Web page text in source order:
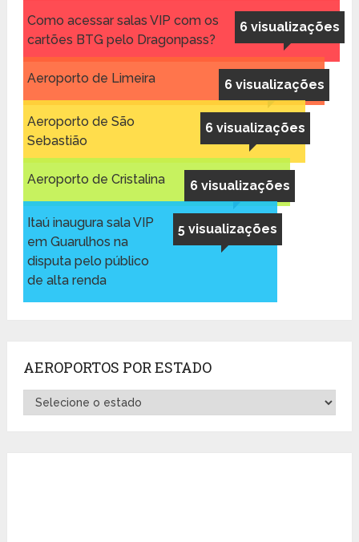
6 visualizações
Como acessar salas VIP com os
cartões BTG pelo Dragonpass?
6 visualizações
Aeroporto de Limeira
6 visualizações
Aeroporto de São
Sebastião
6 visualizações
Aeroporto de Cristalina
5 visualizações
Itaú inaugura sala VIP
em Guarulhos na
disputa pelo público
de alta renda
AEROPORTOS POR ESTADO
Aeroportos
por